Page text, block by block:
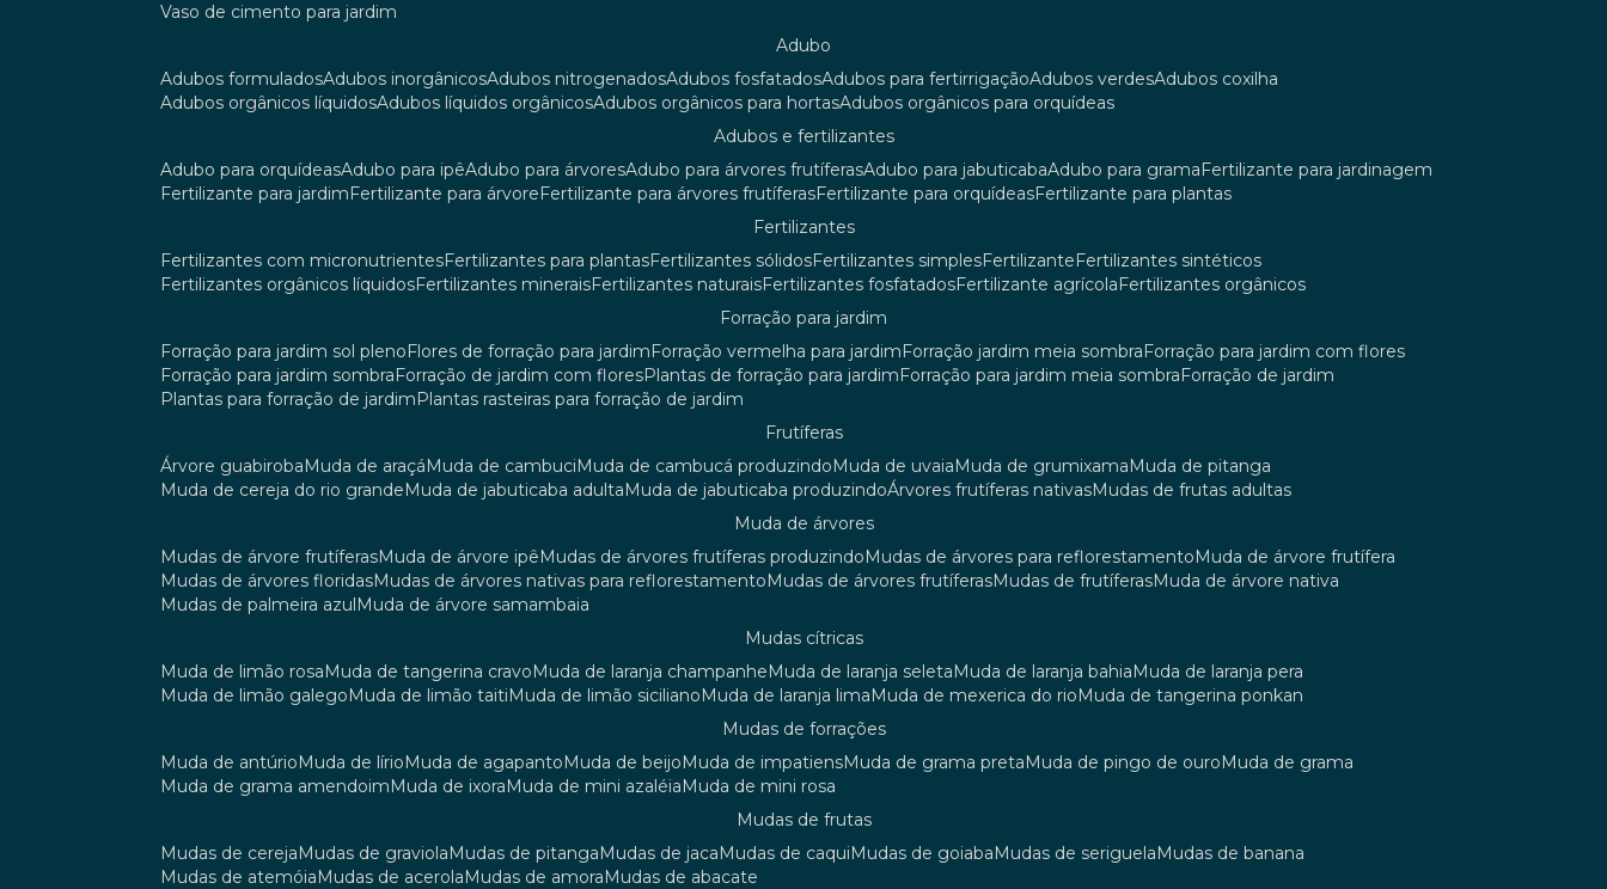
vaso de cimento para jardim
adubo
adubos formulados adubos inorgânicos adubos nitrogenados adubos fosfatados adubos para fertirrigação adubos verdes adubos coxilha
adubos orgânicos líquidos adubos líquidos orgânicos adubos orgânicos para hortas adubos orgânicos para orquídeas
adubos e fertilizantes
adubo para orquídeas adubo para ipê adubo para árvores adubo para árvores frutíferas adubo para jabuticaba adubo para grama
fertilizante para jardinagem
fertilizante para jardim
fertilizante para árvore fertilizante para árvores frutíferas fertilizante para orquídeas fertilizante para plantas
fertilizantes
fertilizantes com micronutrientes fertilizantes para plantas fertilizantes sólidos fertilizantes simples fertilizante
fertilizantes sintéticos
fertilizantes orgânicos líquidos fertilizantes minerais fertilizantes naturais fertilizantes fosfatados fertilizante agrícola
fertilizantes orgânicos
forração para jardim
forração para jardim sol pleno
flores de forração para jardim forração vermelha para jardim forração jardim meia sombra
forração para jardim com flores
forração para jardim sombra
forração de jardim com flores plantas de forração para jardim forração para jardim meia sombra
forração de jardim
plantas para forração de jardim
plantas rasteiras para forração de jardim
frutíferas
árvore guabiroba
muda de araçá muda de cambuci muda de cambucá produzindo muda de uvaia muda de grumixama
muda de pitanga
muda de cereja do rio grande
muda de jabuticaba adulta muda de jabuticaba produzindo árvores frutíferas nativas
mudas de frutas adultas
muda de árvores
mudas de árvore frutíferas
muda de árvore ipê mudas de árvores frutíferas produzindo mudas de árvores para reflorestamento
muda de árvore frutífera
mudas de árvores floridas
mudas de árvores nativas para reflorestamento mudas de árvores frutíferas mudas de frutíferas
muda de árvore nativa
mudas de palmeira azul
muda de árvore samambaia
mudas cítricas
muda de limão rosa
muda de tangerina cravo muda de laranja champanhe muda de laranja seleta muda de laranja bahia
muda de laranja pera
muda de limão galego
muda de limão taiti muda de limão siciliano muda de laranja lima muda de mexerica do rio
muda de tangerina ponkan
mudas de forrações
muda de antúrio
muda de lírio muda de agapanto muda de beijo muda de impatiens muda de grama preta muda de pingo de ouro
muda de grama
muda de grama amendoim
muda de ixora muda de mini azaléia
muda de mini rosa
mudas de frutas
mudas de cereja
mudas de graviola mudas de pitanga mudas de jaca mudas de caqui mudas de goiaba mudas de seriguela
mudas de banana
mudas de atemóia
mudas de acerola mudas de amora
mudas de abacate